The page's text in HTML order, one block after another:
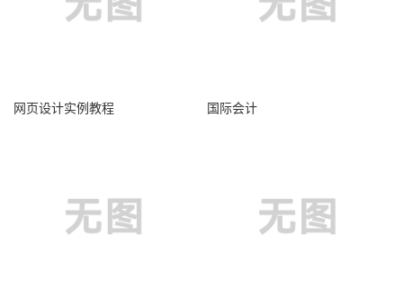
网页设计实例教程 国际会计